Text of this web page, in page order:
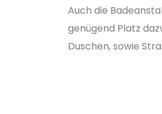
Auch die
genügend Platz
Duschen, sowie